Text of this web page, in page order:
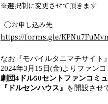
※選択制に変更させて頂きます
◯お申し込み先
https://forms.gle/
なお『モバイルタニマチサイト
2024年3月15日(金)よりファン
劇団4ドル50セントファンコミ
『ドルセンハウス』
を開設させ